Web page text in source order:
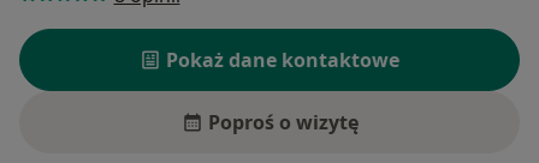
Pokaż dane kontaktowe
Poproś o wizytę